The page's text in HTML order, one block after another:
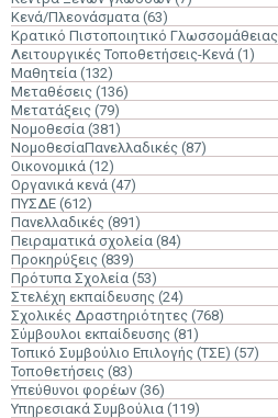
Κενά/Πλεονάσματα (63)
Κρατικό Πιστοποιητικό Γλωσσομάθειας
Λειτουργικές Τοποθετήσεις-Κενά (1)
Μαθητεία (132)
Μεταθέσεις (136)
Μετατάξεις (79)
Νομοθεσία (381)
ΝομοθεσίαΠανελλαδικές (87)
Οικονομικά (12)
Οργανικά κενά (47)
ΠΥΣΔΕ (612)
Πανελλαδικές (891)
Πειραματικά σχολεία (84)
Προκηρύξεις (839)
Πρότυπα Σχολεία (53)
Στελέχη εκπαίδευσης (24)
Σχολικές Δραστηριότητες (768)
Σύμβουλοι εκπαίδευσης (81)
Τοπικό Συμβούλιο Επιλογής (ΤΣΕ) (57)
Τοποθετήσεις (83)
Υπεύθυνοι φορέων (36)
Υπηρεσιακά Συμβούλια (119)